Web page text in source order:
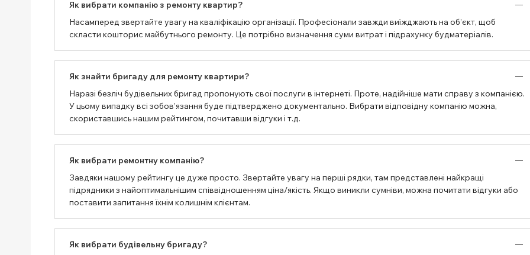
Як вибрати компанію з ремонту квартир?
Насамперед звертайте увагу на кваліфікацію організації. Професіонали завжди виїжджають на об’єкт, щоб
скласти кошторис майбутнього ремонту. Це потрібно визначення суми витрат і підрахунку будматеріалів.
Як знайти бригаду для ремонту квартири?
Наразі безліч будівельних бригад пропонують свої послуги в інтернеті. Проте, надійніше мати справу з компанією.
У цьому випадку всі зобов’язання буде підтверджено документально. Вибрати відповідну компанію можна,
скориставшись нашим рейтингом, почитавши відгуки і т.д.
Як вибрати ремонтну компанію?
Завдяки нашому рейтингу це дуже просто. Звертайте увагу на перші рядки, там представлені найкращі
підрядники з найоптимальнішим співвідношенням ціна/якість. Якщо виникли сумніви, можна почитати відгуки або
поставити запитання їхнім колишнім клієнтам.
Як вибрати будівельну бригаду?